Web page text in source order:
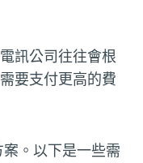
訊公司往往會根
要支付更高的費
。以下是一些需